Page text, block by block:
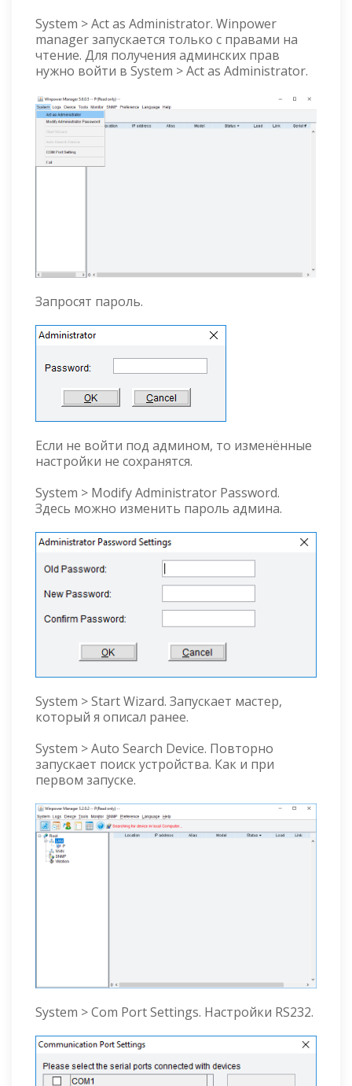
System > Act as Administrator. Winpower
manager запускается только с правами на
чтение. Для получения админских прав
нужно войти в System > Act as Administrator.
Запросят пароль.
Если не войти под админом, то изменённые
настройки не сохранятся.
System > Modify Administrator Password.
Здесь можно изменить пароль админа.
System > Start Wizard. Запускает мастер,
который я описал ранее.
System > Auto Search Device. Повторно
запускает поиск устройства. Как и при
первом запуске.
System > Com Port Settings. Настройки RS232.